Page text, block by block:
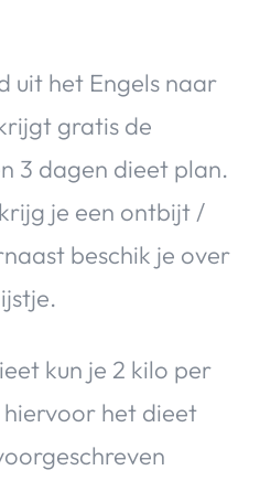
uit het Engels naar
gratis de
3 dagen dieet plan.
je een ontbijt /
beschik je over
kun je 2 kilo per
het dieet